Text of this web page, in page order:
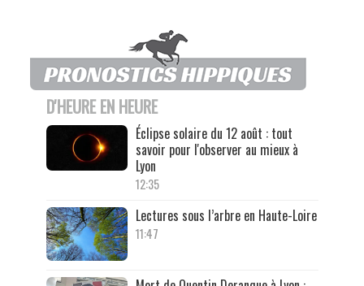
D'HEURE EN HEURE
Éclipse solaire du 12 août : tout
savoir pour l'observer au mieux à
Lyon
12:35
Lectures sous l’arbre en Haute-Loire
11:47